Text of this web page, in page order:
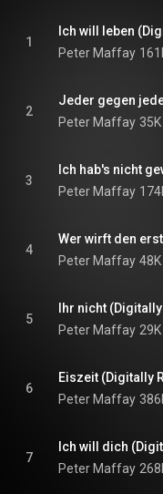
1
Ich will leben
Peter Maffay
2
Jeder gegen
Peter Maffay
3
Peter Maffay
4
Peter Maffay
5
Ihr nicht
Peter Maffay
6
Eiszeit (Digitally
Peter Maffay
7
Ich will dich
Peter Maffay